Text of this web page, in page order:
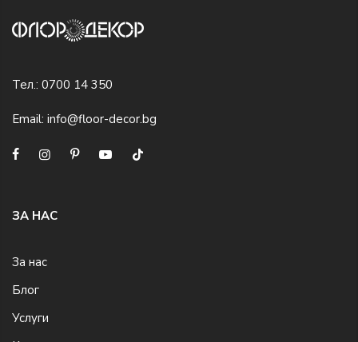
Тел.: 0700 14 350
Email: info@floor-decor.bg
ЗА НАС
За нас
Блог
Услуги